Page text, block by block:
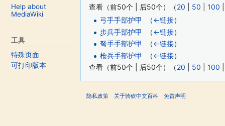
查看（前50个 | 后50个）（20 50 100
弓手手部护甲
（←链接）
步兵手部护甲
（←链接）
弩手手部护甲
（←链接）
枪兵手部护甲
（←链接）
查看（前50个 | 后50个）（20 50 100
Help about
MediaWiki
工具
特殊页面
可打印版本
隐私政策 关于骑砍中文百科 免责声明